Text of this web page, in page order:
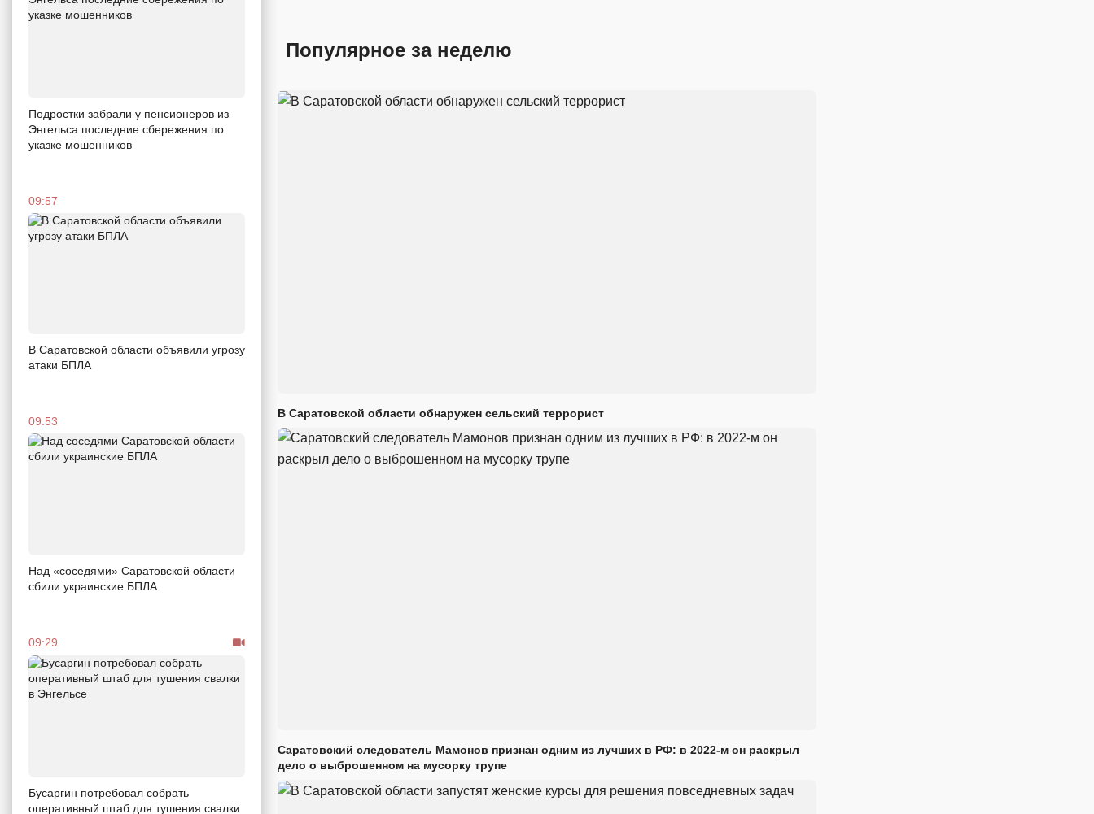
Подростки забрали у пенсионеров из
Энгельса последние сбережения по
указке мошенников
09:57
В Саратовской области объявили угрозу
атаки БПЛА
09:53
Над «соседями» Саратовской области
сбили украинские БПЛА
09:29
Бусаргин потребовал собрать
оперативный штаб для тушения свалки
Популярное за неделю
В Саратовской области обнаружен сельский террорист
Саратовский следователь Мамонов признан одним из лучших в РФ: в 2022-м он раскрыл
дело о выброшенном на мусорку трупе